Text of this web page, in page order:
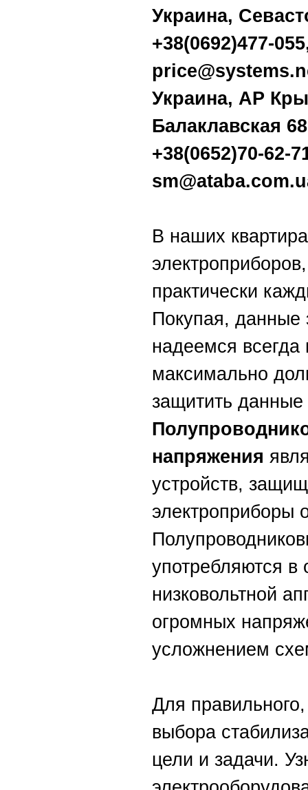
Украина,
+38(0692)477-
Украина, АР
Балаклавская
+38(0652)70-62-
В наших
практически
Покупая, данные
надеемся
максимально
защитить
напряжения
устройств,
электроприборы
употребляются в
низковольтной
огромных
усложнением
Для
выбора
цели и задачи.